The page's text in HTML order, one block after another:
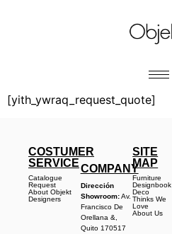
[yith_ywraq_request_quote]
COSTUMER
SERVICE
Catalogue
Request
About Objekt
Designers
COMPANY
Dirección
Showroom:Av.
Francisco De
Orellana &,
Quito 170517
SITE
MAP
Furniture
Designbook
Deco
Thinks We
Love
About Us